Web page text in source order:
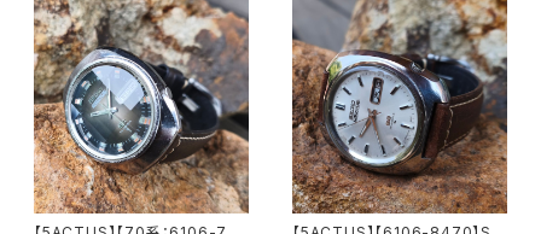
舎諏訪工場 1969年 3月製造
アンティークウォッチ 中三針 レ
ザーベルト メンズウォッチ【560
6-7070-4】
腕時計 アンティークウォッチ 中
三針 メンズウォッチ【5606-72
30-1】